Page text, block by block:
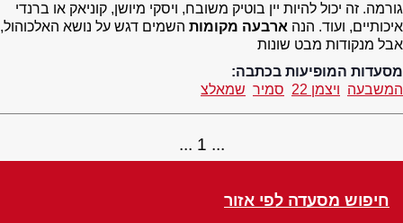
גורמה. זה יכול להיות יין בוטיק משובח, ויסקי מיושן, קוניאק או ברנדי
איכותיים, ועוד. הנה ארבעה מקומות השמים דגש על נושא האלכוהול,
אבל מנקודות מבט שונות
מסעדות המופיעות בכתבה:
המשבעה ויצמן 22 סמיר שמאלצ
1
חיפוש מסעדה לפי אזור